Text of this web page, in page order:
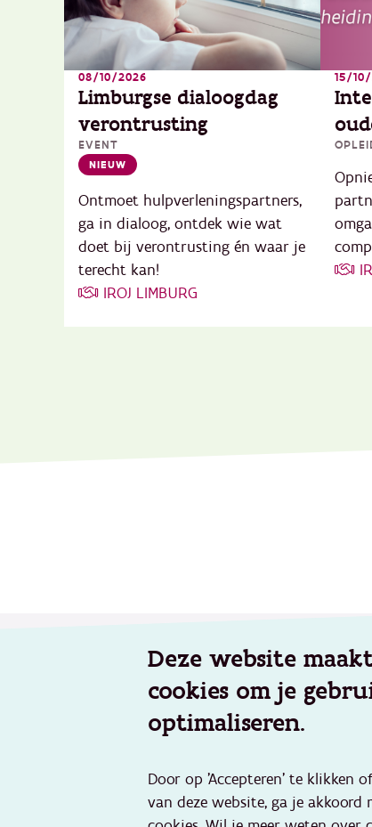
Deze website
cookies om je
optimaliseren.
Door op 'Accepteren' te klikken
van deze website, ga je akkoord
08/10/2026
Limburgse dialoogdag
verontrusting
EVENT
NIEUW
Ontmoet hulpverleningspartners,
ga in dialoog, ontdek wie wat
doet bij verontrusting én waar je
terecht kan!
IROJ LIMBURG
15/
Werken voor Opgroeien
Onze vacatures
Veelgestelde vragen
Wie zijn wij en wat doen wij?
Verhalen van medewerkers
Nieuws en pers